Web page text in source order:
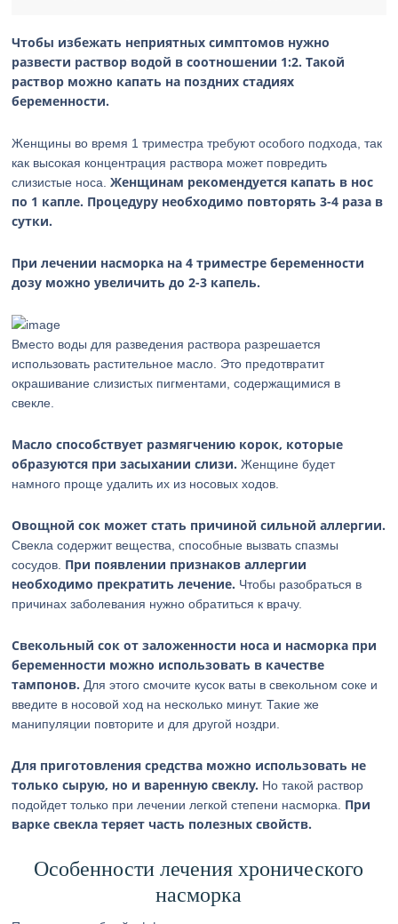
Чтобы избежать неприятных симптомов нужно
развести раствор водой в соотношении 1:2. Такой
раствор можно капать на поздних стадиях
беременности.
Женщины во время 1 триместра требуют особого подхода, так
как высокая концентрация раствора может повредить
слизистые носа.Женщинам рекомендуется капать в нос
по 1 капле. Процедуру необходимо повторять 3-4 раза в
сутки.
При лечении насморка на 4 триместре беременности
дозу можно увеличить до 2-3 капель.
Вместо воды для разведения раствора разрешается
использовать растительное масло. Это предотвратит
окрашивание слизистых пигментами, содержащимися в
свекле.
Масло способствует размягчению корок, которые
образуются при засыхании слизи. Женщине будет
намного проще удалить их из носовых ходов.
Овощной сок может стать причиной сильной аллергии.
Свекла содержит вещества, способные вызвать спазмы
сосудов. При появлении признаков аллергии
необходимо прекратить лечение. Чтобы разобраться в
причинах заболевания нужно обратиться к врачу.
Свекольный сок от заложенности носа и насморка при
беременности можно использовать в качестве
тампонов. Для этого смочите кусок ваты в свекольном соке и
введите в носовой ход на несколько минут. Такие же
манипуляции повторите и для другой ноздри.
Для приготовления средства можно использовать не
только сырую, но и варенную свеклу. Но такой раствор
подойдет только при лечении легкой степени насморка. При
варке свекла теряет часть полезных свойств.
Особенности лечения хронического
насморка